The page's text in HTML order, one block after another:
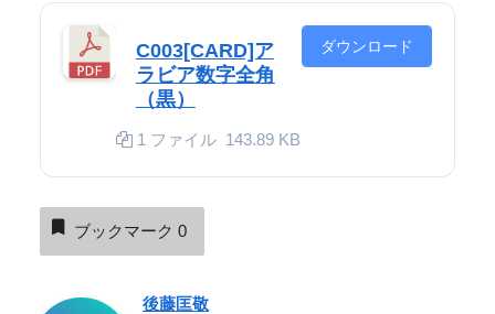
C003[CARD]ア
ラビア数字全角
（黒）
1 ファイル 143.89 KB
ダウンロード
ブックマーク 0
後藤匡敬